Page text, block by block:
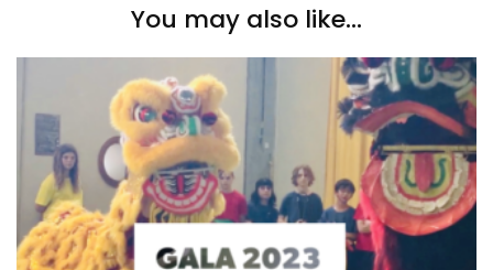
You may also like...